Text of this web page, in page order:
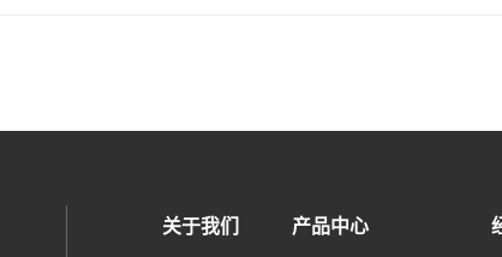
关于我们 产品中心